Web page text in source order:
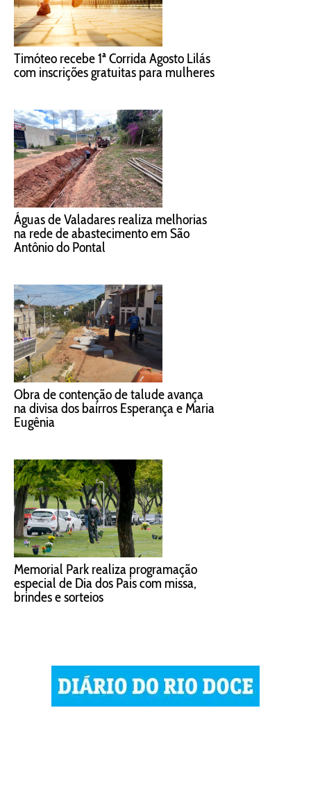
Timóteo recebe 1ª Corrida Agosto Lilás
com inscrições gratuitas para mulheres
Águas de Valadares realiza melhorias
na rede de abastecimento em São
Antônio do Pontal
Obra de contenção de talude avança
na divisa dos bairros Esperança e Maria
Eugênia
Memorial Park realiza programação
especial de Dia dos Pais com missa,
brindes e sorteios